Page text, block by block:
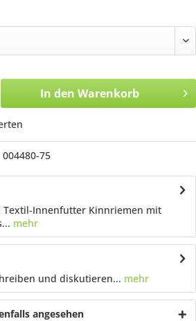
In den Warenkorb
004480-75
Textil-Innenfutter Kinnriemen mit
mehr
und diskutieren... mehr
angesehen